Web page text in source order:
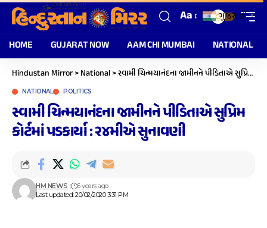
Aa
HOME GUJARAT NOW AAM CHI MUMBAI NATIONAL
Hindustan Mirror>National>સ્વામી ચિન્મયાનંદના જામીનને પીડિતાએ સુપ્રિમ કોર્ટમાં પડકાર્યા : ૨૪મીએ સુનાવણી
NATIONAL POLITICS
સ્વામી ચિન્મયાનંદના જામીનને પીડિતાએ સુપ્રિમ
કોર્ટમાં પડકાર્યા : ૨૪મીએ સુનાવણી
Last updated: 20/02/2020 3:31 PM
HM NEWS 6 years ago
ગુજરાતી ▼